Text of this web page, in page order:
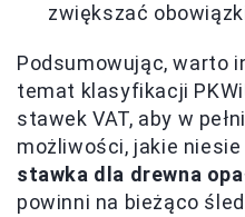
zwiększać
Podsumowując, warto
temat klasyfikacji
stawek VAT, aby w
możliwości, jakie niesie
stawka dla drewna
powinni na bieżąco